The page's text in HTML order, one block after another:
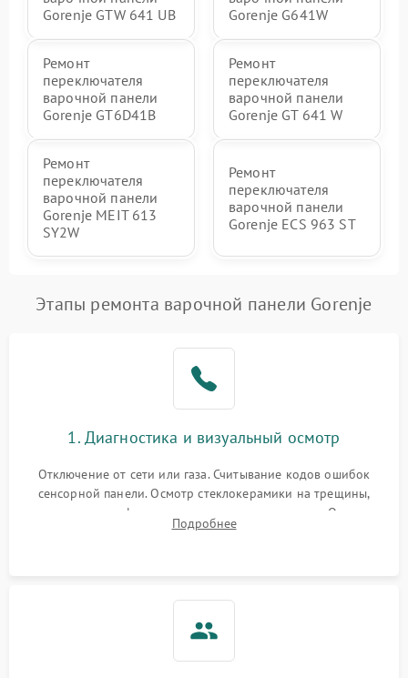
Gorenje GTW 641 UB
Gorenje G641W
Ремонт
переключателя
варочной панели
Gorenje GT6D41B
Ремонт
переключателя
варочной панели
Gorenje GT 641 W
Ремонт
переключателя
варочной панели
Gorenje MEIT 613
SY2W
Ремонт
переключателя
варочной панели
Gorenje ECS 963 ST
Этапы ремонта варочной панели Gorenje
1. Диагностика и визуальный осмотр
Отключение от сети или газа. Считывание кодов ошибок
сенсорной панели. Осмотр стеклокерамики на трещины,
проверка конфорок на равномерность нагрева. Опрос
клиента о симптомах (не включается, не видит посуду,
Подробнее